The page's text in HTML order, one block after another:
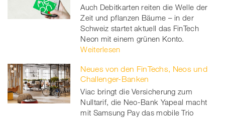
Auch Debitkarten reiten die Welle der
Zeit und pflanzen Bäume – in der
Schweiz startet aktuell das FinTech
Neon mit einem grünen Konto.
Weiterlesen
Neues von den FinTechs, Neos und
Challenger-Banken
Viac bringt die Versicherung zum
Nulltarif, die Neo-Bank Yapeal macht
mit Samsung Pay das mobile Trio